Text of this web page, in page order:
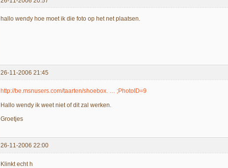
hallo wendy hoe moet ik die foto op het net plaatsen.
26-11-2006 21:45
http://be.msnusers.com/taarten/shoebox. … ;PhotoID=9
Hallo wendy ik weet niet of dit zal werken.
Groetjes
26-11-2006 22:00
Klinkt echt h